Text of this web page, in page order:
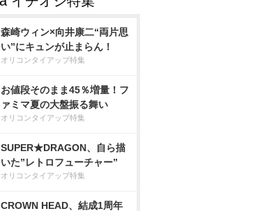
森崎ウィン×向井康二“両片思
い”にキュンが止まらん！
オリコンタイアップ特集
お値段そのまま45％増量！フ
ァミマ夏の大盤振る舞い
オリコンタイアップ特集
SUPER★DRAGON、自ら描
いた”レトロフューチャー”
オリコンタイアップ特集
CROWN HEAD、結成1周年